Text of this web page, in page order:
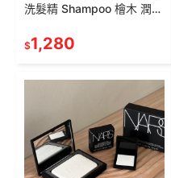
洗髮精 Shampoo 檜木 潤髮
實驗室
$1,280